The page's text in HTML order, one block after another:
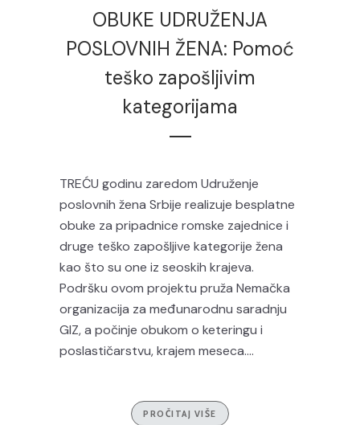
OBUKE UDRUŽENJA
POSLOVNIH ŽENA: Pomoć
teško zapošljivim
kategorijama
TREĆU godinu zaredom Udruženje
poslovnih žena Srbije realizuje besplatne
obuke za pripadnice romske zajednice i
druge teško zapošljive kategorije žena
kao što su one iz seoskih krajeva.
Podršku ovom projektu pruža Nemačka
organizacija za međunarodnu saradnju
GIZ, a počinje obukom o keteringu i
poslastičarstvu, krajem meseca....
PROČITAJ VIŠE